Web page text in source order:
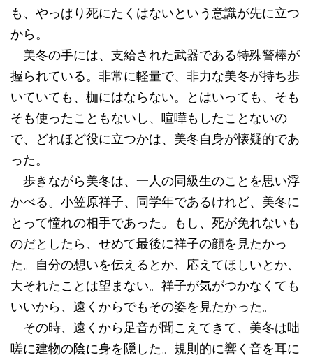
も、やっぱり死にたくはないという意識が先に立つ
から。
美冬の手には、支給された武器である特殊警棒が
握られている。非常に軽量で、非力な美冬が持ち歩
いていても、枷にはならない。とはいっても、そも
そも使ったこともないし、喧嘩もしたことないの
で、どれほど役に立つかは、美冬自身が懐疑的であ
った。
歩きながら美冬は、一人の同級生のことを思い浮
かべる。小笠原祥子、同学年であるけれど、美冬に
とって憧れの相手であった。もし、死が免れないも
のだとしたら、せめて最後に祥子の顔を見たかっ
た。自分の想いを伝えるとか、応えてほしいとか、
大それたことは望まない。祥子が気がつかなくても
いいから、遠くからでもその姿を見たかった。
その時、遠くから足音が聞こえてきて、美冬は咄
嗟に建物の陰に身を隠した。規則的に響く音を耳に